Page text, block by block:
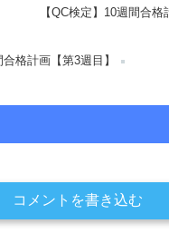
【QC検定】10週間合格
合格計画【第3週目】
コメントを書き込む